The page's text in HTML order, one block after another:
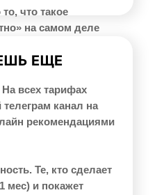
что такое
на самом деле
всех тарифах
канал на
рекомендациями
Те, кто сделает
мес) и покажет
ЕЩЕ